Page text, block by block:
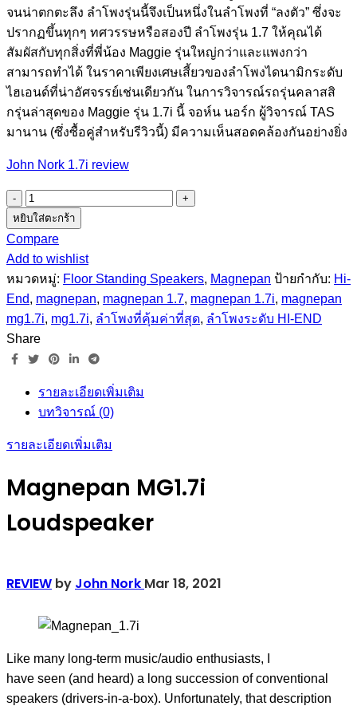
จนน่าตกตะลึง ลำโพงรุ่นนี้จึงเป็นหนึ่งในลำโพงที่ “ลงตัว” ซึ่งจะ
ปรากฏขึ้นทุกๆ ทศวรรษหรือสองปี ลำโพงรุ่น 1.7 ให้คุณได้
สัมผัสกับทุกสิ่งที่พี่น้อง Maggie รุ่นใหญ่กว่าและแพงกว่า
สามารถทำได้ ในราคาเพียงเศษเสี้ยวของลำโพงไดนามิกระดับ
ไฮเอนด์ที่น่าอัศจรรย์เช่นเดียวกัน ในการวิจารณ์รถรุ่นคลาสสิ
กรุ่นล่าสุดของ Maggie รุ่น 1.7i นี้ จอห์น นอร์ก ผู้วิจารณ์ TAS
มานาน (ซึ่งซื้อคู่สำหรับรีวิวนี้) มีความเห็นสอดคล้องกันอย่างยิ่ง
John Nork 1.7i review
จำนวน
Magnepan
MG1.7i
(NEW)
Loudspeaker
3,250$
ชิ้น
หยิบใส่ตะกร้า
Compare
Add to wishlist
หมวดหมู่: Floor Standing Speakers, Magnepan ป้ายกำกับ: Hi-
End, magnepan, magnepan 1.7, magnepan 1.7i, magnepan
mg1.7i, mg1.7i, ลำโพงที่คุ้มค่าที่สุด, ลำโพงระดับ HI-END
Share
รายละเอียดเพิ่มเติม
บทวิจารณ์ (0)
รายละเอียดเพิ่มเติม
Magnepan MG1.7i
Loudspeaker
REVIEW by John Nork Mar 18, 2021
Like many long-term music/audio enthusiasts, I
have seen (and heard) a long succession of conventional
speakers (drivers-in-a-box). Unfortunately, that description